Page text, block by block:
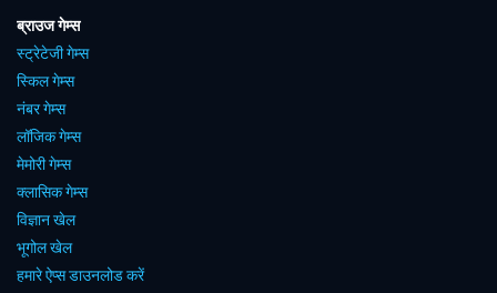
ब्राउज गेम्स
स्ट्रेटेजी गेम्स
स्किल गेम्स
नंबर गेम्स
लॉजिक गेम्स
मेमोरी गेम्स
क्लासिक गेम्स
विज्ञान खेल
भूगोल खेल
हमारे ऐप्स डाउनलोड करें